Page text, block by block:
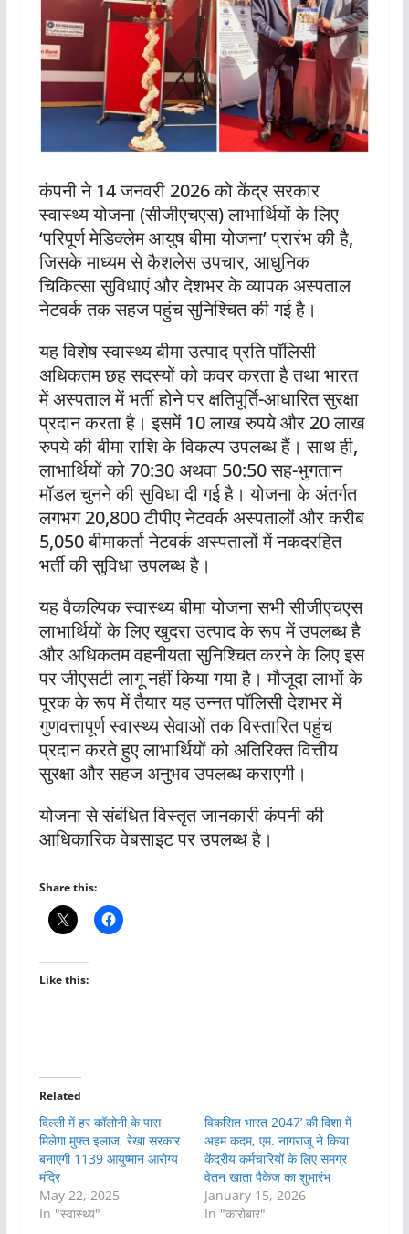
कंपनी ने 14 जनवरी 2026 को केंद्र सरकार
स्वास्थ्य योजना (सीजीएचएस) लाभार्थियों के लिए
‘परिपूर्ण मेडिक्लेम आयुष बीमा योजना’ प्रारंभ की है,
जिसके माध्यम से कैशलेस उपचार, आधुनिक
चिकित्सा सुविधाएं और देशभर के व्यापक अस्पताल
नेटवर्क तक सहज पहुंच सुनिश्चित की गई है।
यह विशेष स्वास्थ्य बीमा उत्पाद प्रति पॉलिसी
अधिकतम छह सदस्यों को कवर करता है तथा भारत
में अस्पताल में भर्ती होने पर क्षतिपूर्ति-आधारित सुरक्षा
प्रदान करता है। इसमें 10 लाख रुपये और 20 लाख
रुपये की बीमा राशि के विकल्प उपलब्ध हैं। साथ ही,
लाभार्थियों को 70:30 अथवा 50:50 सह-भुगतान
मॉडल चुनने की सुविधा दी गई है। योजना के अंतर्गत
लगभग 20,800 टीपीए नेटवर्क अस्पतालों और करीब
5,050 बीमाकर्ता नेटवर्क अस्पतालों में नकदरहित
भर्ती की सुविधा उपलब्ध है।
यह वैकल्पिक स्वास्थ्य बीमा योजना सभी सीजीएचएस
लाभार्थियों के लिए खुदरा उत्पाद के रूप में उपलब्ध है
और अधिकतम वहनीयता सुनिश्चित करने के लिए इस
पर जीएसटी लागू नहीं किया गया है। मौजूदा लाभों के
पूरक के रूप में तैयार यह उन्नत पॉलिसी देशभर में
गुणवत्तापूर्ण स्वास्थ्य सेवाओं तक विस्तारित पहुंच
प्रदान करते हुए लाभार्थियों को अतिरिक्त वित्तीय
सुरक्षा और सहज अनुभव उपलब्ध कराएगी।
योजना से संबंधित विस्तृत जानकारी कंपनी की
आधिकारिक वेबसाइट पर उपलब्ध है।
Share this:
Like this:
Related
दिल्ली में हर कॉलोनी के पास
मिलेगा मुफ्त इलाज, रेखा सरकार
बनाएगी 1139 आयुष्मान आरोग्य
मंदिर
May 22, 2025
In "स्वास्थ्य"
विकसित भारत 2047’ की दिशा में
अहम कदम, एम. नागराजू ने किया
केंद्रीय कर्मचारियों के लिए समग्र
वेतन खाता पैकेज का शुभारंभ
January 15, 2026
In "कारोबार"